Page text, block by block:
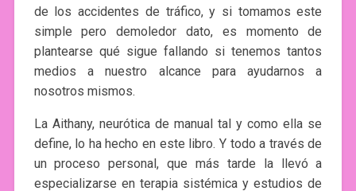
de los accidentes de tráfico, y si tomamos este
simple pero demoledor dato, es momento de
plantearse qué sigue fallando si tenemos tantos
medios a nuestro alcance para ayudarnos a
nosotros mismos.
La Aithany, neurótica de manual tal y como ella se
define, lo ha hecho en este libro. Y todo a través de
un proceso personal, que más tarde la llevó a
especializarse en terapia sistémica y estudios de